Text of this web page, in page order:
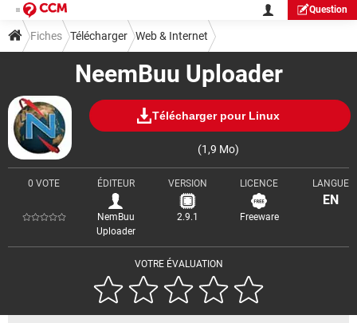
Question
NeemBuu Uploader
Télécharger pour Linux
(1,9 Mo)
VOTRE ÉVALUATION
0 VOTE ÉDITEUR
NemBuu
Uploader
VERSION
2.9.1
LICENCE
Freeware
LANGUE
EN
Fiches Télécharger Web & Internet
Téléchargement & Transfert